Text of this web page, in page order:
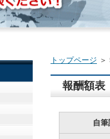
トップページ ＞
報酬額表
自